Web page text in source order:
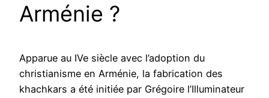
Arménie ?
Apparue au IVe siècle avec l’adoption du
christianisme en Arménie, la fabrication des
khachkars a été initiée par Grégoire l’Illuminateur